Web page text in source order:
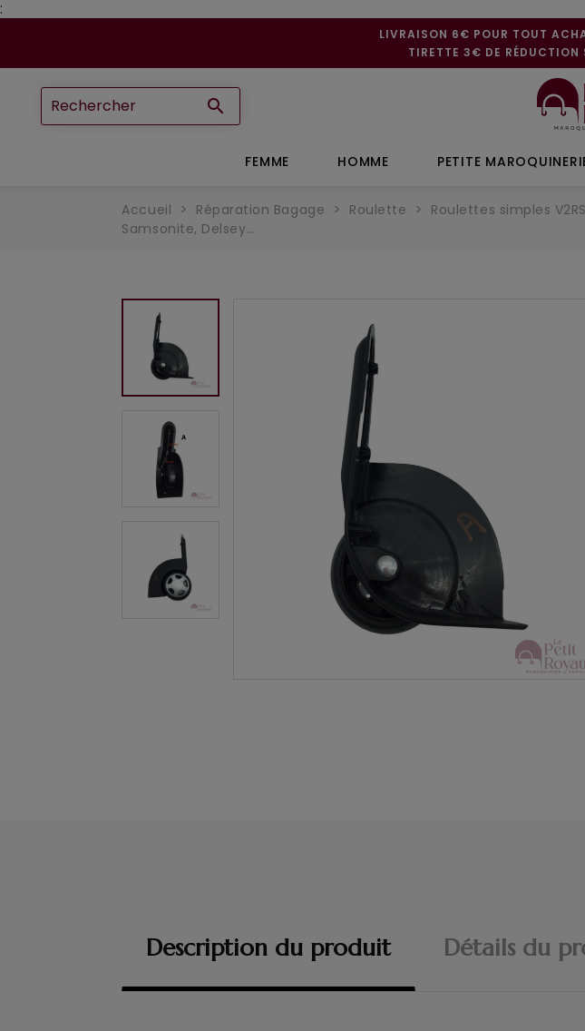
:
LIVRAISON 6€ POUR TOUT
TIRETTE 3€ DE
FEMME HOMME PETITE

Accueil Réparation Bagage Roulette
Roulettes simples
Samsonite, Delsey…
Description du produit Détails du